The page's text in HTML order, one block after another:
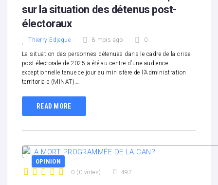
sur la situation des détenus post-
électoraux
Thierry Edjegue 8 mois ago 0
La situation des personnes détenues dans le cadre de la crise
post-électorale de 2025 a été au centre d’une audience
exceptionnelle tenue ce jour au ministère de l’Administration
territoriale (MINAT).…
READ MORE
OPINION
0 ( 0 votes) 497